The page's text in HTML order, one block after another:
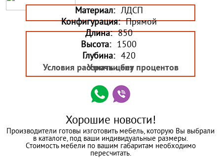
Материал: ЛДСП
Конфигурация: Прямой
Длина: 850
Высота: 1500
Глубина: 420
Узнать цену
Условия рассрочки без процентов
Хорошие новости!
Производители готовы изготовить мебель, которую Вы выбрали
в каталоге, под ваши индивидуальные размеры.
Стоимость мебели по вашим габаритам необходимо
пересчитать.